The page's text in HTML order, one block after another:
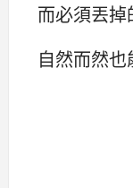
而必須丟掉
自然而然